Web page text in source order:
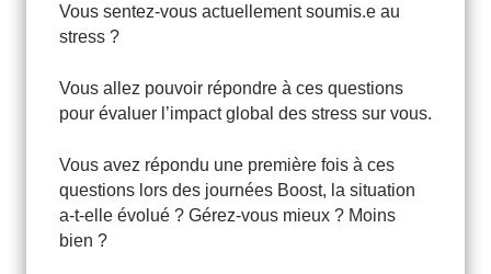
Vous sentez-vous actuellement soumis.e au
stress ?
Vous allez pouvoir répondre à ces questions
pour évaluer l’impact global des stress sur vous.
Vous avez répondu une première fois à ces
questions lors des journées Boost, la situation
a-t-elle évolué ? Gérez-vous mieux ? Moins
bien ?